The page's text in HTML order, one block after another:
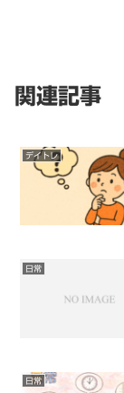
関連記事
デイトレ
日常
日常